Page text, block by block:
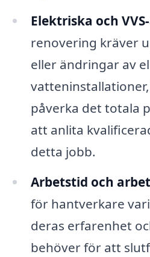
Elektriska och
renovering kräver
eller ändringar av
påverka det totala
att anlita
detta jobb.
Arbetstid och
för hantverkare
deras erfarenhet
behöver för att